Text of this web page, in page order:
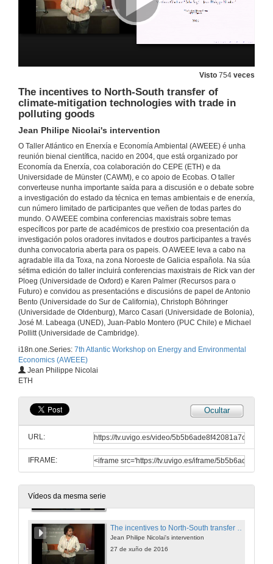
Visto 754 veces
The incentives to North-South transfer of
climate-mitigation technologies with trade in
polluting goods
Jean Philipe Nicolai's intervention
O Taller Atlántico en Enerxía e Economía Ambiental (AWEEE) é unha
reunión bienal científica, nacido en 2004, que está organizado por
Economía da Enerxía, coa colaboración do CEPE (ETH) e da
Universidade de Münster (CAWM), e co apoio de Ecobas. O taller
converteuse nunha importante saída para a discusión e o debate sobre
a investigación do estado da técnica en temas ambientais e de enerxía,
cun número limitado de participantes que veñen de todas partes do
mundo. O AWEEE combina conferencias maxistrais sobre temas
específicos por parte de académicos de prestixio coa presentación da
investigación polos oradores invitados e doutros participantes a través
dunha convocatoria aberta para os papeis. O AWEEE leva a cabo na
agradable illa da Toxa, na zona Noroeste de Galicia española. Na súa
sétima edición do taller incluirá conferencias maxistrais de Rick van der
Ploeg (Universidade de Oxford) e Karen Palmer (Recursos para o
Futuro) e convidou as presentacións e discusións de papel de Antonio
Bento (Universidade do Sur de California), Christoph Böhringer
(Universidade de Oldenburg), Marco Casari (Universidade de Bolonia),
José M. Labeaga (UNED), Juan-Pablo Montero (PUC Chile) e Michael
Pollitt (Universidade de Cambridge).
i18n.one.Series: 7th Atlantic Workshop on Energy and Environmental
Economics (AWEEE)
Jean Philippe Nicolai
ETH
Ocultar
URL:
IFRAME:
Vídeos da mesma serie
20 de xul. de 2016
José María Labeaga's intervention
Minding the Gaps in US Climate Policy
Karen Palmer's intervention
27 de xuño de 2016
Minding the Gaps in US Climate Policy. Round of questions
20 de xul. de 2016
Combining Price and Quantity Controls under Partitioned Environmental Regulation
Sebastian Rausch's intervention
Higher Price, Lower Costs?
Minimum Prices in the EU Emissions Trading Scheme
27 de xuño de 2016
Do Pollution Offsets Offset Pollution?
Evidence from the Clean Development Mechanism in India
27 de xuño de 2016
Do Pollution Offsets Offset Pollution? Round of questions
The incentives to North-South transfer of climate-mitigation technologies with trade in polluting goods
Jean Philipe Nicolai's intervention
27 de xuño de 2016